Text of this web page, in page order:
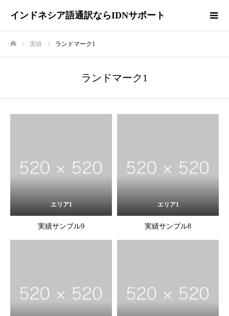
インドネシア語通訳ならIDNサポート
実績 ランドマーク1
ランドマーク1
エリア1
実績サンプル9
エリア1
実績サンプル8